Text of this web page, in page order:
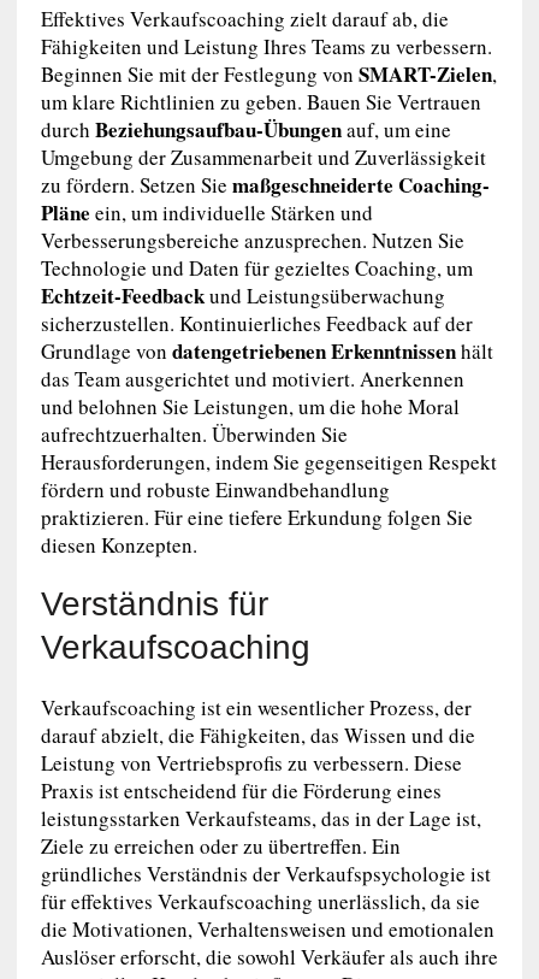
Effektives Verkaufscoaching zielt darauf ab, die
Fähigkeiten und Leistung Ihres Teams zu verbessern.
Beginnen Sie mit der Festlegung von SMART-Zielen,
um klare Richtlinien zu geben. Bauen Sie Vertrauen
durch Beziehungsaufbau-Übungenauf, um eine
Umgebung der Zusammenarbeit und Zuverlässigkeit
zu fördern. Setzen Sie maßgeschneiderte Coaching-
Pläne ein, um individuelle Stärken und
Verbesserungsbereiche anzusprechen. Nutzen Sie
Technologie und Daten für gezieltes Coaching, um
Echtzeit-Feedbackund Leistungsüberwachung
sicherzustellen. Kontinuierliches Feedback auf der
Grundlage von datengetriebenen Erkenntnissenhält
das Team ausgerichtet und motiviert. Anerkennen
und belohnen Sie Leistungen, um die hohe Moral
aufrechtzuerhalten. Überwinden Sie
Herausforderungen, indem Sie gegenseitigen Respekt
fördern und robuste Einwandbehandlung
praktizieren. Für eine tiefere Erkundung folgen Sie
diesen Konzepten.
Verständnis für
Verkaufscoaching
Verkaufscoaching ist ein wesentlicher Prozess, der
darauf abzielt, die Fähigkeiten, das Wissen und die
Leistung von Vertriebsprofis zu verbessern. Diese
Praxis ist entscheidend für die Förderung eines
leistungsstarken Verkaufsteams, das in der Lage ist,
Ziele zu erreichen oder zu übertreffen. Ein
gründliches Verständnis der Verkaufspsychologie ist
für effektives Verkaufscoaching unerlässlich, da sie
die Motivationen, Verhaltensweisen und emotionalen
Auslöser erforscht, die sowohl Verkäufer als auch ihre